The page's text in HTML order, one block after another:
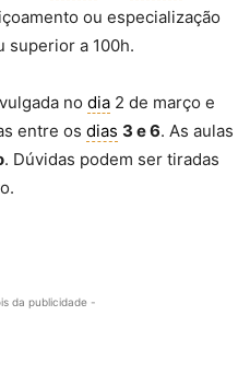
ou especialização
superior a 100h.
no dia 2 de março e
entre os dias 3 e 6. As aulas
. Dúvidas podem ser tiradas
da publicidade -